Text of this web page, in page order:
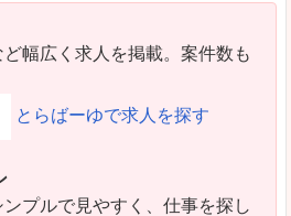
幅広く求人を掲載。案件数も
とらばーゆで求人を探す
プルで見やすく、仕事を探し